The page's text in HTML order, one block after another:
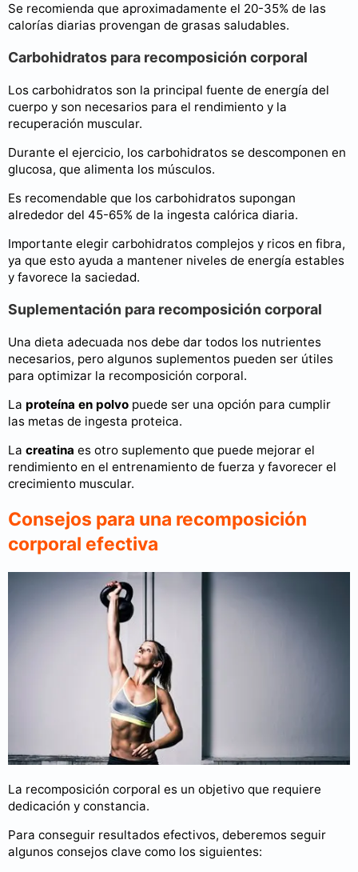
Se recomienda que aproximadamente el 20-35% de las
calorías diarias provengan de grasas saludables.
Carbohidratos para recomposición corporal
Los carbohidratos son la principal fuente de energía del
cuerpo y son necesarios para el rendimiento y la
recuperación muscular.
Durante el ejercicio, los carbohidratos se descomponen en
glucosa, que alimenta los músculos.
Es recomendable que los carbohidratos supongan
alrededor del 45-65% de la ingesta calórica diaria.
Importante elegir carbohidratos complejos y ricos en fibra,
ya que esto ayuda a mantener niveles de energía estables
y favorece la saciedad.
Suplementación para recomposición corporal
Una dieta adecuada nos debe dar todos los nutrientes
necesarios, pero algunos suplementos pueden ser útiles
para optimizar la recomposición corporal.
La proteína en polvo puede ser una opción para cumplir
las metas de ingesta proteica.
La creatina es otro suplemento que puede mejorar el
rendimiento en el entrenamiento de fuerza y favorecer el
crecimiento muscular.
Consejos para una recomposición
corporal efectiva
La recomposición corporal es un objetivo que requiere
dedicación y constancia.
Para conseguir resultados efectivos, deberemos seguir
algunos consejos clave como los siguientes: